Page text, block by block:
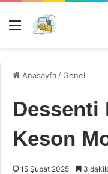
Menü
Anasayfa /Genel
Dessenti
Keson
15 Şubat 2025 3